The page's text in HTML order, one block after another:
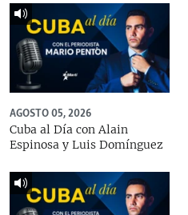
AGOSTO 05, 2026
Cuba al Día con Alain
Espinosa y Luis Domínguez